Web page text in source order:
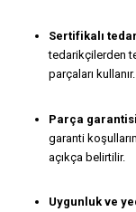
Sertifikalı
tedarikçilerden
parçaları kullanır.
Parça
garanti
açıkça belirtilir.
Uygunluk ve